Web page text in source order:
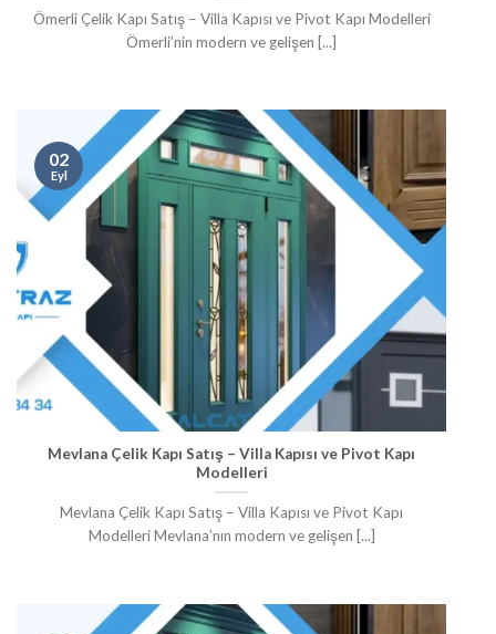
Ömerli Çelik Kapı Satış – Villa Kapısı ve Pivot Kapı Modelleri
Ömerli’nin modern ve gelişen [...]
Mevlana Çelik Kapı Satış – Villa Kapısı ve Pivot Kapı
Modelleri
Mevlana Çelik Kapı Satış – Villa Kapısı ve Pivot Kapı
Modelleri Mevlana’nın modern ve gelişen [...]
02
Eyl